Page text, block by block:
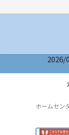
2026/
ホームセン